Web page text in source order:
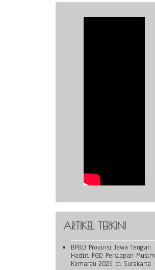
ARTIKEL TERKINI
BPBD Provinsi Jawa Tengah
Hadiri FGD Persiapan Musim
Kemarau 2026 di Surakarta